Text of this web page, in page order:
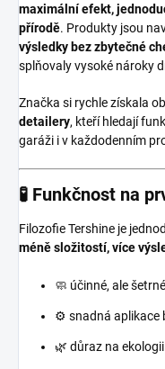
maximální efekt,
přírodě. Produkty jsou
výsledky bez zbytečné
splňovaly vysoké nároky
Značka si rychle získala
detailery, kteří hledají
garáži i v každodenním
🧪 Funkčnost na
Filozofie Tershine je
méně složitostí, více
🧼 účinné, ale
⚙️ snadná aplikace
🌿 důraz na